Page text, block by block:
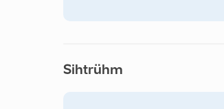
Sihtrühm